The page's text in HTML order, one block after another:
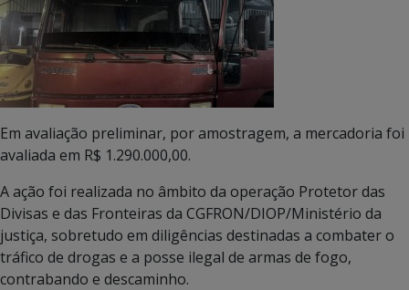
Em avaliação preliminar, por amostragem, a mercadoria foi
avaliada em R$ 1.290.000,00.
A ação foi realizada no âmbito da operação Protetor das
Divisas e das Fronteiras da CGFRON/DIOP/Ministério da
justiça, sobretudo em diligências destinadas a combater o
tráfico de drogas e a posse ilegal de armas de fogo,
contrabando e descaminho.